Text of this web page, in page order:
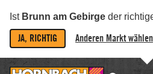
Ist Brunn am Gebirge der
JA, RICHTIG Anderen Markt wählen